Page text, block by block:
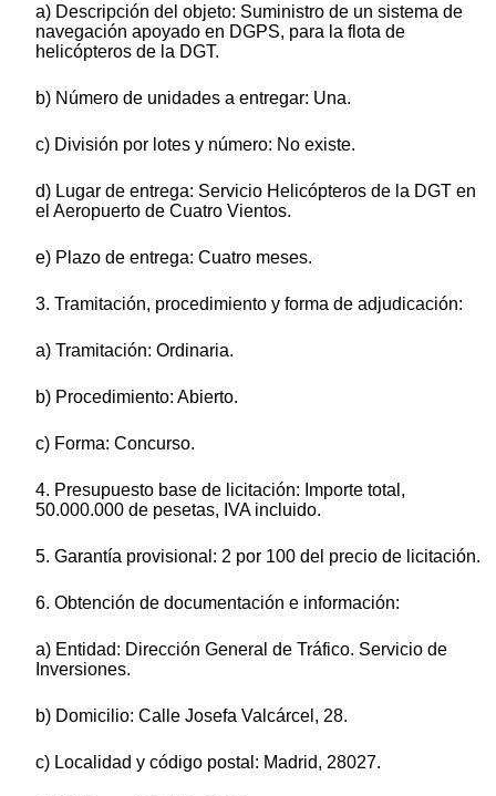
a) Descripción del objeto: Suministro de un sistema de
navegación apoyado en DGPS, para la flota de
helicópteros de la DGT.
b) Número de unidades a entregar: Una.
c) División por lotes y número: No existe.
d) Lugar de entrega: Servicio Helicópteros de la DGT en
el Aeropuerto de Cuatro Vientos.
e) Plazo de entrega: Cuatro meses.
3. Tramitación, procedimiento y forma de adjudicación:
a) Tramitación: Ordinaria.
b) Procedimiento: Abierto.
c) Forma: Concurso.
4. Presupuesto base de licitación: Importe total,
50.000.000 de pesetas, IVA incluido.
5. Garantía provisional: 2 por 100 del precio de licitación.
6. Obtención de documentación e información:
a) Entidad: Dirección General de Tráfico. Servicio de
Inversiones.
b) Domicilio: Calle Josefa Valcárcel, 28.
c) Localidad y código postal: Madrid, 28027.